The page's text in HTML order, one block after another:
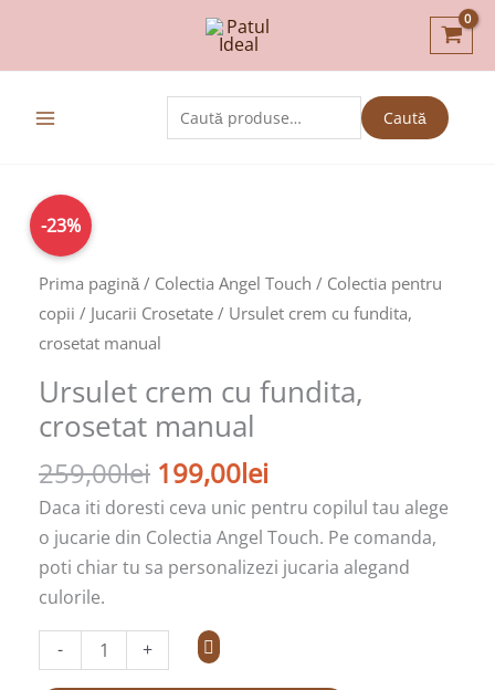
content
Caută
după:
Caută
-23%
Prima pagină/ Colectia Angel Touch / Colectia pentru
copii / Jucarii Crosetate / Ursulet crem cu fundita,
crosetat manual
Ursulet crem cu fundita,
crosetat manual
259,00lei
a
fost:
259,00lei.
199,00lei
este:
199,00lei.
Daca iti doresti ceva unic pentru copilul tau alege
o jucarie din Colectia Angel Touch. Pe comanda,
poti chiar tu sa personalizezi jucaria alegand
culorile.
-
Cantitate
Ursulet
crem
cu
fundita,
manual
+